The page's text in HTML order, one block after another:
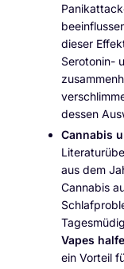
dieser
Serotonin-
dessen
Cannabis
aus dem
Cannabis
Vapes
ein Vorteil